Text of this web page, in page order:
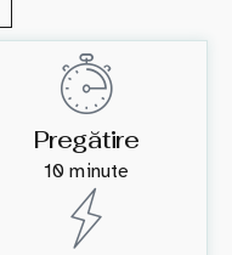
Pregătire
10 minute